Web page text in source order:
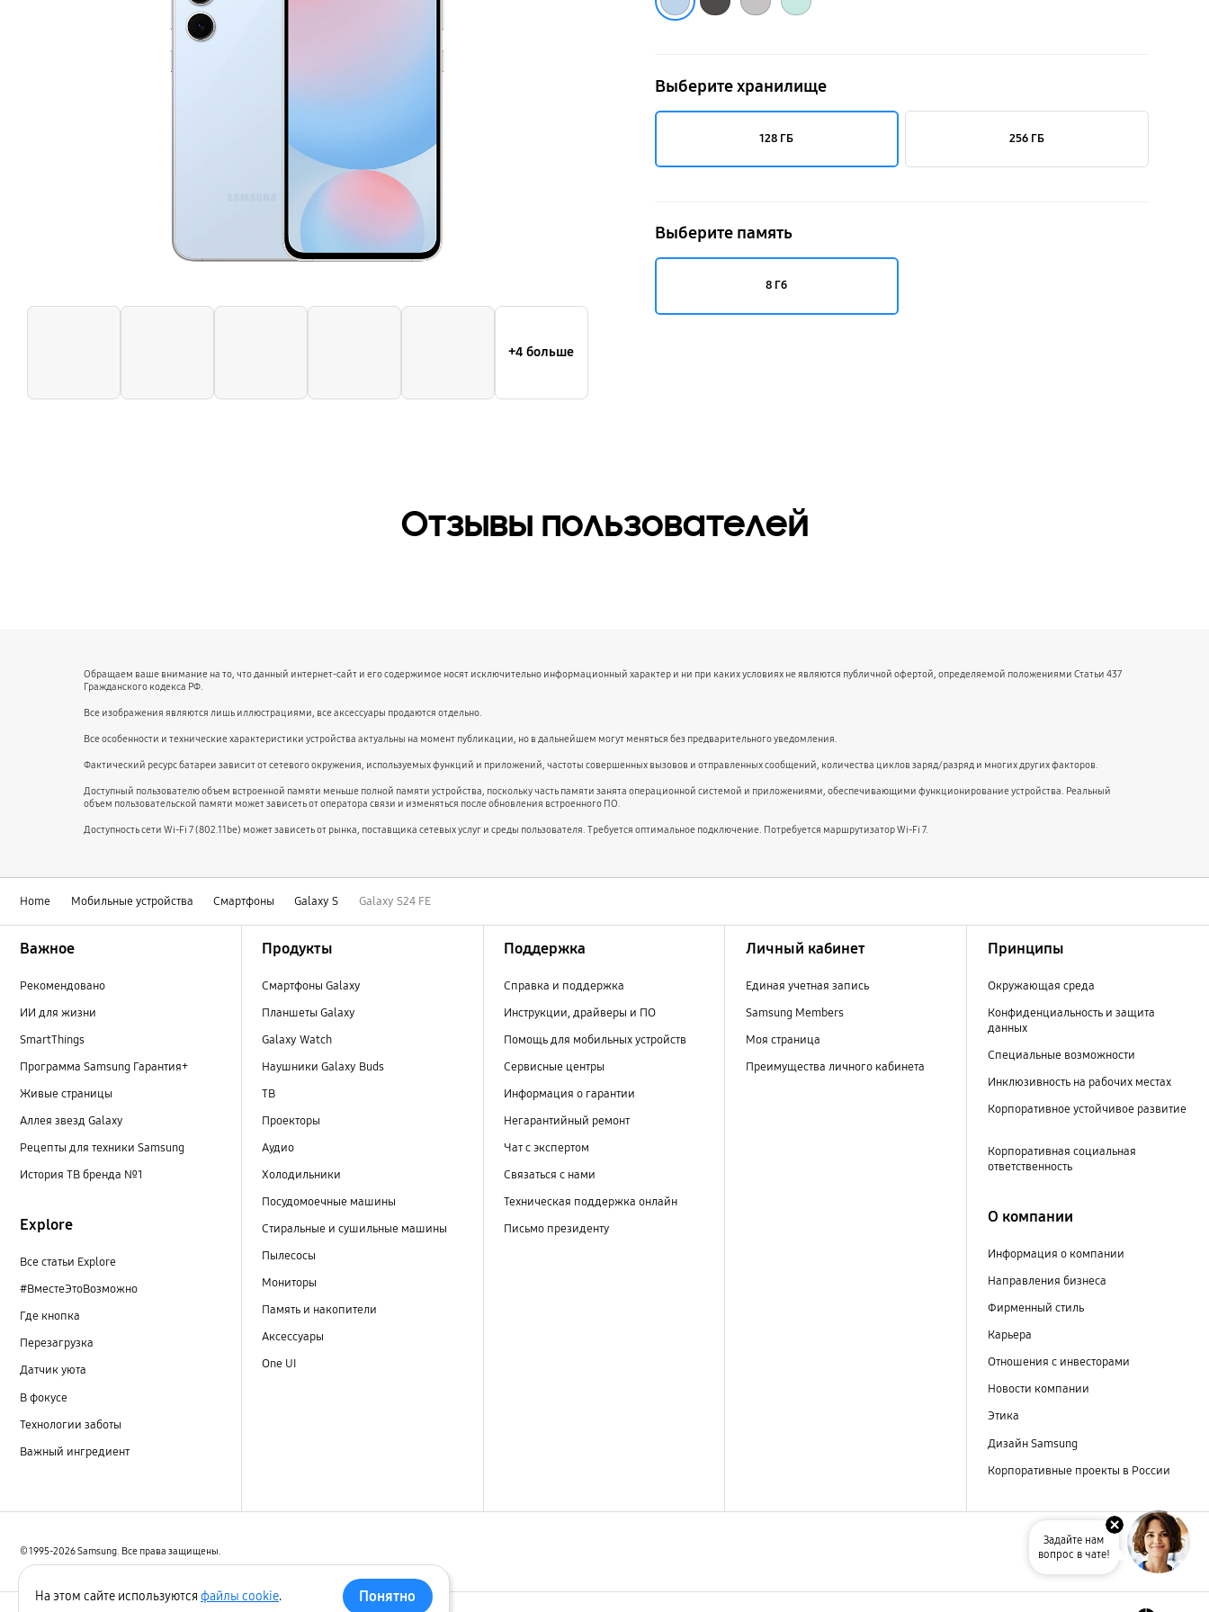
+4 больше
Выберите хранилище
128 ГБ 256 ГБ
Выберите память
8 Гб
Отзывы пользователей
Обращаем ваше внимание на то, что данный интернет-сайт и его содержимое носят исключительно информационный характер и ни при каких условиях не являются публичной офертой, определяемой положениями Статьи 437
Гражданского кодекса РФ.
Все изображения являются лишь иллюстрациями, все аксессуары продаются отдельно.
Все особенности и технические характеристики устройства актуальны на момент публикации, но в дальнейшем могут меняться без предварительного уведомления.
Фактический ресурс батареи зависит от сетевого окружения, используемых функций и приложений, частоты совершенных вызовов и отправленных сообщений, количества циклов заряд/разряд и многих других факторов.
Доступный пользователю объем встроенной памяти меньше полной памяти устройства, поскольку часть памяти занята операционной системой и приложениями, обеспечивающими функционирование устройства. Реальный
объем пользовательской памяти может зависеть от оператора связи и изменяться после обновления встроенного ПО.
Доступность сети Wi-Fi 7 (802.11be) может зависеть от рынка, поставщика сетевых услуг и среды пользователя. Требуется оптимальное подключение. Потребуется маршрутизатор Wi-Fi 7.
Home Мобильные устройства Смартфоны Galaxy S Galaxy S24 FE
Важное
Рекомендовано
ИИ для жизни
SmartThings
Программа Samsung Гарантия+
Живые страницы
Аллея звезд Galaxy
Рецепты для техники Samsung
История ТВ бренда №1
Explore
Все статьи Explore
#ВместеЭтоВозможно
Где кнопка
Перезагрузка
Датчик уюта
В фокусе
Технологии заботы
Важный ингредиент
Продукты
Смартфоны Galaxy
Планшеты Galaxy
Galaxy Watch
Наушники Galaxy Buds
ТВ
Проекторы
Аудио
Холодильники
Посудомоечные машины
Стиральные и сушильные машины
Пылесосы
Мониторы
Память и накопители
Аксессуары
One UI
Поддержка
Справка и поддержка
Инструкции, драйверы и ПО
Помощь для мобильных устройств
Сервисные центры
Информация о гарантии
Негарантийный ремонт
Чат с экспертом
Связаться с нами
Техническая поддержка онлайн
Письмо президенту
Личный кабинет
Единая учетная запись
Samsung Members
Моя страница
Преимущества личного кабинета
Принципы
Окружающая среда
Конфиденциальность и защита
данных
Специальные возможности
Инклюзивность на рабочих местах
Корпоративное устойчивое развитие
Корпоративная социальная
ответственность
О компании
Информация о компании
Направления бизнеса
Фирменный стиль
Карьера
Отношения с инвесторами
Новости компании
Этика
Дизайн Samsung
Корпоративные проекты в России
© 1995-2026 Samsung. Все права защищены.
Задайте нам
вопрос в чате!
На этом сайте используются файлы cookie. Понятно